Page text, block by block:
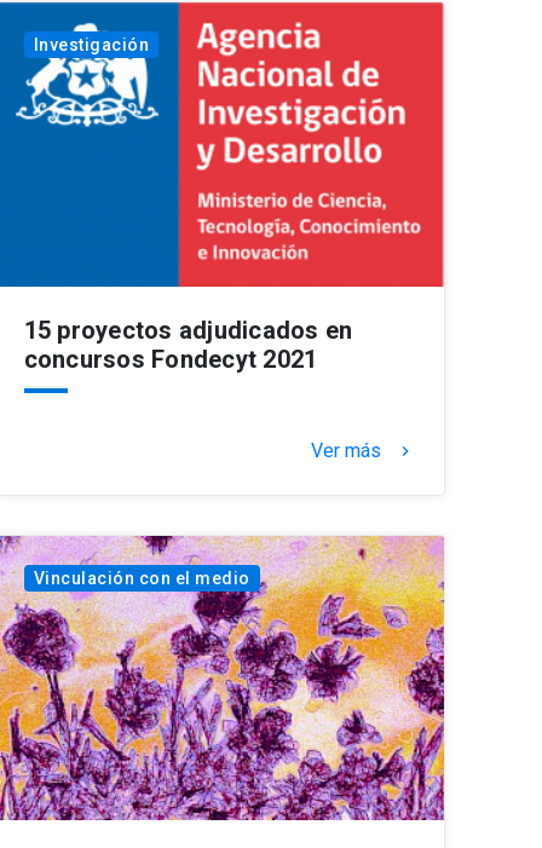
Investigación
15 proyectos adjudicados en
concursos Fondecyt 2021
Ver más keyboard_arrow_right
Vinculación con el medio